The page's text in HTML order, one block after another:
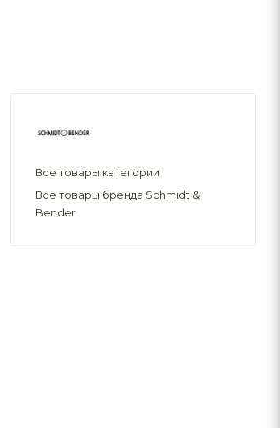
Все товары категории
Все товары бренда Schmidt &
Bender